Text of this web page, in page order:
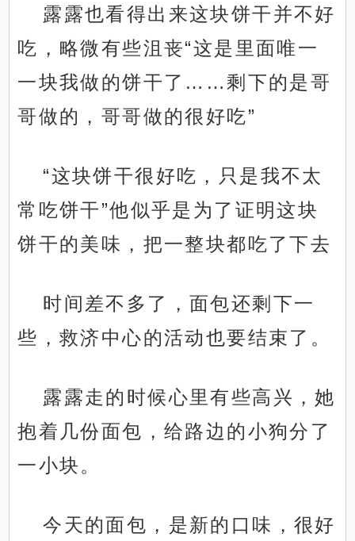
露露也看得出来这块饼干并不好
吃，略微有些沮丧“这是里面唯一
一块我做的饼干了……剩下的是哥
哥做的，哥哥做的很好吃”
“这块饼干很好吃，只是我不太
常吃饼干”他似乎是为了证明这块
饼干的美味，把一整块都吃了下去
时间差不多了，面包还剩下一
些，救济中心的活动也要结束了。
露露走的时候心里有些高兴，她
抱着几份面包，给路边的小狗分了
一小块。
今天的面包，是新的口味，很好